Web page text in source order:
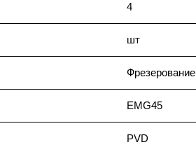
4
шт
Фрезерование
EMG45
PVD